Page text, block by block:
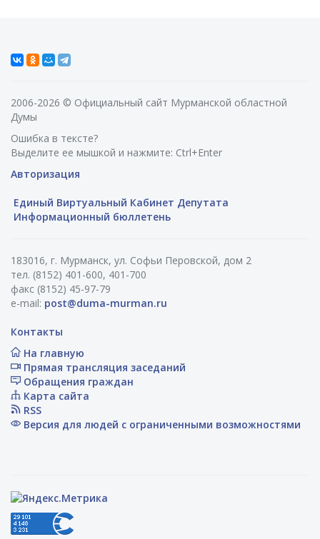
2006-2026 © Официальный сайт Мурманской областной
Думы
Ошибка в тексте?
Выделите ее мышкой и нажмите: Ctrl+Enter
Авторизация
Единый Виртуальный Кабинет Депутата
Информационный бюллетень
183016, г. Мурманск, ул. Софьи Перовской, дом 2
тел. (8152) 401-600, 401-700
факс (8152) 45-97-79
e-mail: post@duma-murman.ru
Контакты
На главную
Прямая трансляция заседаний
Обращения граждан
Карта сайта
RSS
Версия для людей с ограниченными возможностями